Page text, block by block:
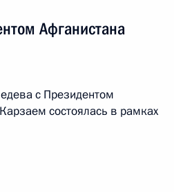
Афганистана
с Президентом
состоялась в рамках